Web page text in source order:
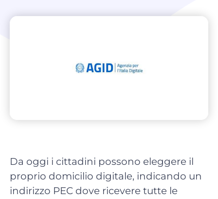
Da oggi i cittadini possono eleggere il
proprio domicilio digitale, indicando un
indirizzo PEC dove ricevere tutte le